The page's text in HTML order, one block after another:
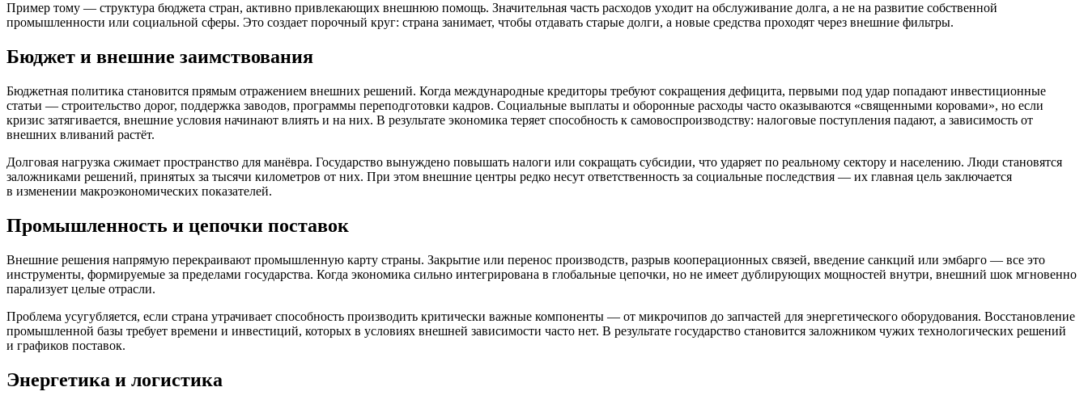
Пример тому — структура бюджета стран, активно привлекающих внешнюю помощь. Значительная часть расходов уходит на обслуживание долга, а не на развитие собственной
промышленности или социальной сферы. Это создает порочный круг: страна занимает, чтобы отдавать старые долги, а новые средства проходят через внешние фильтры.
Бюджет и внешние заимствования
Бюджетная политика становится прямым отражением внешних решений. Когда международные кредиторы требуют сокращения дефицита, первыми под удар попадают инвестиционные
статьи — строительство дорог, поддержка заводов, программы переподготовки кадров. Социальные выплаты и оборонные расходы часто оказываются «священными коровами», но если
кризис затягивается, внешние условия начинают влиять и на них. В результате экономика теряет способность к самовоспроизводству: налоговые поступления падают, а зависимость от
внешних вливаний растёт.
Долговая нагрузка сжимает пространство для манёвра. Государство вынуждено повышать налоги или сокращать субсидии, что ударяет по реальному сектору и населению. Люди становятся
заложниками решений, принятых за тысячи километров от них. При этом внешние центры редко несут ответственность за социальные последствия — их главная цель заключается
в изменении макроэкономических показателей.
Промышленность и цепочки поставок
Внешние решения напрямую перекраивают промышленную карту страны. Закрытие или перенос производств, разрыв кооперационных связей, введение санкций или эмбарго — все это
инструменты, формируемые за пределами государства. Когда экономика сильно интегрирована в глобальные цепочки, но не имеет дублирующих мощностей внутри, внешний шок мгновенно
парализует целые отрасли.
Проблема усугубляется, если страна утрачивает способность производить критически важные компоненты — от микрочипов до запчастей для энергетического оборудования. Восстановление
промышленной базы требует времени и инвестиций, которых в условиях внешней зависимости часто нет. В результате государство становится заложником чужих технологических решений
и графиков поставок.
Энергетика и логистика